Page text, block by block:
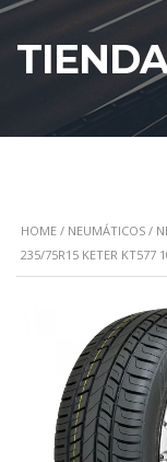
HOME / NEUMÁTICOS /
235/75R15 KETER KT577